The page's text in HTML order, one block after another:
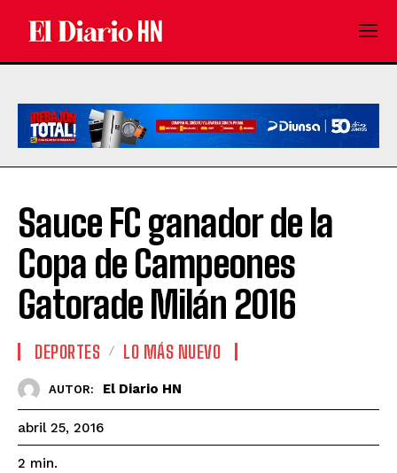
Sauce FC ganador de la
Copa de Campeones
Gatorade Milán 2016
DEPORTES LO MÁS NUEVO
AUTOR: El Diario HN
abril 25, 2016
2 min.